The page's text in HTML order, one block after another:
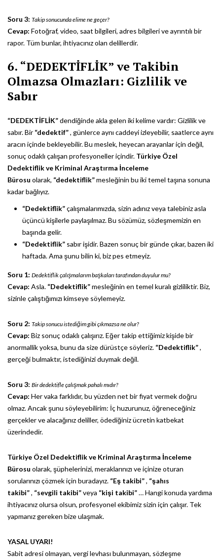
Soru 3: Takip sonucunda elime ne geçer?
Cevap: Fotoğraf, video, saat bilgileri, adres bilgileri ve ayrıntılı bir
rapor. Tüm bunlar, ihtiyacınız olan delillerdir.
6. “DEDEKTİFLİK” ve Takibin
Olmazsa Olmazları: Gizlilik ve
Sabır
“DEDEKTİFLİK”dendiğinde akla gelen iki kelime vardır: Gizlilik ve
sabır. Bir “dedektif”, günlerce aynı caddeyi izleyebilir, saatlerce aynı
aracın içinde bekleyebilir. Bu meslek, heyecan arayanlar için değil,
sonuç odaklı çalışan profesyoneller içindir. Türkiye Özel
Dedektiflik ve Kriminal Araştırma İnceleme
Bürosu olarak, “dedektiflik”mesleğinin bu iki temel taşına sonuna
kadar bağlıyız.
“Dedektiflik”çalışmalarımızda, sizin adınız veya talebiniz asla
üçüncü kişilerle paylaşılmaz. Bu sözümüz, sözleşmemizin en
başında gelir.
“Dedektiflik” sabır işidir. Bazen sonuç bir günde çıkar, bazen iki
haftada. Ama şunu bilin ki, biz pes etmeyiz.
Soru 1: Dedektiflik çalışmalarım başkaları tarafından duyulur mu?
Cevap: Asla. “Dedektiflik”mesleğinin en temel kuralı gizliliktir. Biz,
sizinle çalıştığımızı kimseye söylemeyiz.
Soru 2: Takip sonucu istediğim gibi çıkmazsa ne olur?
Cevap: Biz sonuç odaklı çalışırız. Eğer takip ettiğimiz kişide bir
anormallik yoksa, bunu da size dürüstçe söyleriz. “Dedektiflik”,
gerçeği bulmaktır, istediğinizi duymak değil.
Soru 3: Bir dedektifle çalışmak pahalı mıdır?
Cevap: Her vaka farklıdır, bu yüzden net bir fiyat vermek doğru
olmaz. Ancak şunu söyleyebilirim: İç huzurunuz, öğreneceğiniz
gerçekler ve alacağınız deliller, ödediğiniz ücretin katbekat
üzerindedir.
Türkiye Özel Dedektiflik ve Kriminal Araştırma İnceleme
Bürosu olarak, şüphelerinizi, meraklarınızı ve içinize oturan
sorularınızı çözmek için buradayız. “Eş takibi”, “şahıs
takibi”, “sevgili takibi”veya “kişi takibi”… Hangi konuda yardıma
ihtiyacınız olursa olsun, profesyonel ekibimiz sizin için çalışır. Tek
yapmanız gereken bize ulaşmak.
YASAL UYARI!
Sabit adresi olmayan, vergi levhası bulunmayan, sözleşme